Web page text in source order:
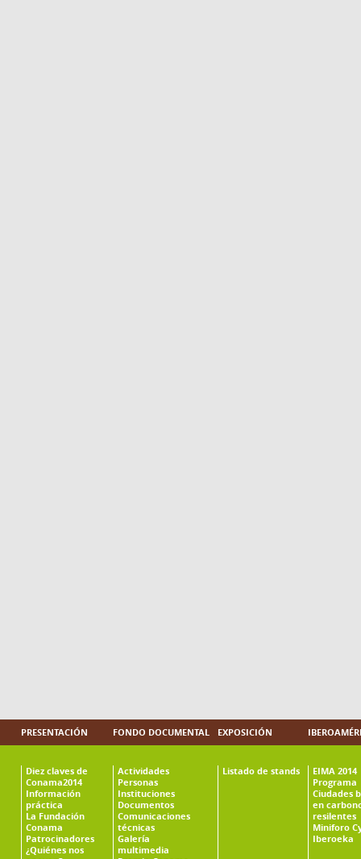
PRESENTACIÓN
Diez claves de
Conama2014
Información
práctica
La Fundación
Conama
Patrocinadores
¿Quiénes nos
FONDO DOCUMENTAL
Actividades
Personas
Instituciones
Documentos
Comunicaciones
técnicas
Galería
multimedia
EXPOSICIÓN
Listado de stands
EIMA 2014
Programa
Ciudades
en
resilentes
Miniforo
Iberoeka